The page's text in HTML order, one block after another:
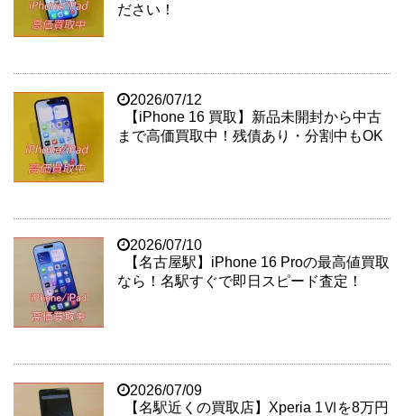
ださい！
2026/07/12
【iPhone 16 買取】新品未開封から中古
まで高価買取中！残債あり・分割中もOK
2026/07/10
【名古屋駅】iPhone 16 Proの最高値買取
なら！名駅すぐで即日スピード査定！
2026/07/09
【名駅近くの買取店】Xperia 1Ⅵを8万円